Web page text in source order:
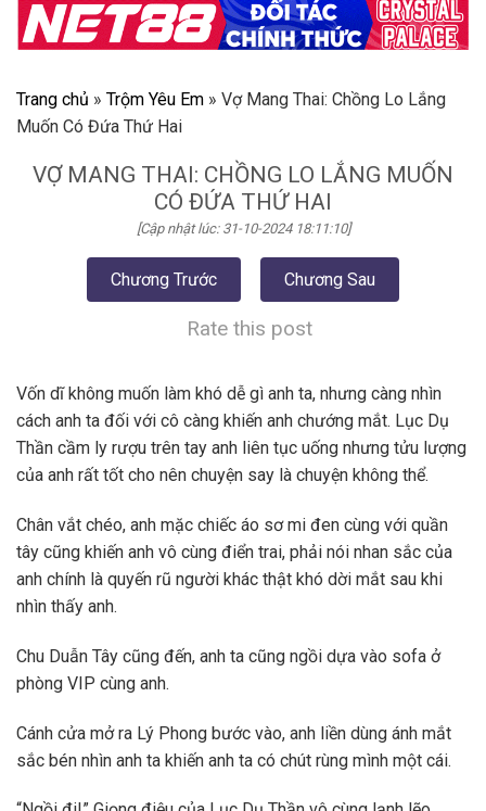
Trang chủ » Trộm Yêu Em » Vợ Mang Thai: Chồng Lo Lắng
Muốn Có Đứa Thứ Hai
VỢ MANG THAI: CHỒNG LO LẮNG MUỐN
CÓ ĐỨA THỨ HAI
[Cập nhật lúc: 31-10-2024 18:11:10]
Chương Trước Chương Sau
Rate this post
Vốn dĩ không muốn làm khó dễ gì anh ta, nhưng càng nhìn
cách anh ta đối với cô càng khiến anh chướng mắt. Lục Dụ
Thần cầm ly rượu trên tay anh liên tục uống nhưng tửu lượng
của anh rất tốt cho nên chuyện say là chuyện không thể.
Chân vắt chéo, anh mặc chiếc áo sơ mi đen cùng với quần
tây cũng khiến anh vô cùng điển trai, phải nói nhan sắc của
anh chính là quyến rũ người khác thật khó dời mắt sau khi
nhìn thấy anh.
Chu Duẫn Tây cũng đến, anh ta cũng ngồi dựa vào sofa ở
phòng VIP cùng anh.
Cánh cửa mở ra Lý Phong bước vào, anh liền dùng ánh mắt
sắc bén nhìn anh ta khiến anh ta có chút rùng mình một cái.